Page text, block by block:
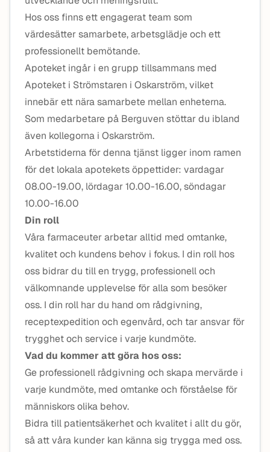
Hos oss finns ett engagerat team som
värdesätter samarbete, arbetsglädje och ett
professionellt bemötande.
Apoteket ingår i en grupp tillsammans med
Apoteket i Strömstaren i Oskarström, vilket
innebär ett nära samarbete mellan enheterna.
Som medarbetare på Berguven stöttar du ibland
även kollegorna i Oskarström.
Arbetstiderna för denna tjänst ligger inom ramen
för det lokala apotekets öppettider: vardagar
08.00-19.00, lördagar 10.00-16.00, söndagar
10.00-16.00
Din roll
Våra farmaceuter arbetar alltid med omtanke,
kvalitet och kundens behov i fokus. I din roll hos
oss bidrar du till en trygg, professionell och
välkomnande upplevelse för alla som besöker
oss. I din roll har du hand om rådgivning,
receptexpedition och egenvård, och tar ansvar för
trygghet och service i varje kundmöte.
Vad du kommer att göra hos oss:
Ge professionell rådgivning och skapa mervärde i
varje kundmöte, med omtanke och förståelse för
människors olika behov.
Bidra till patientsäkerhet och kvalitet i allt du gör,
så att våra kunder kan känna sig trygga med oss.